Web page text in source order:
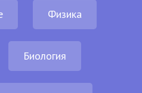
Физика
Биология